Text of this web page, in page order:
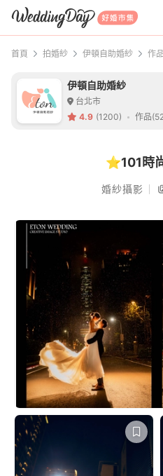
WeddingDay 好
首頁 拍婚紗 伊頓自助婚紗 作品
伊頓自助婚紗
台北市
4.9 (1200) 作品
⭐101時
婚紗攝影